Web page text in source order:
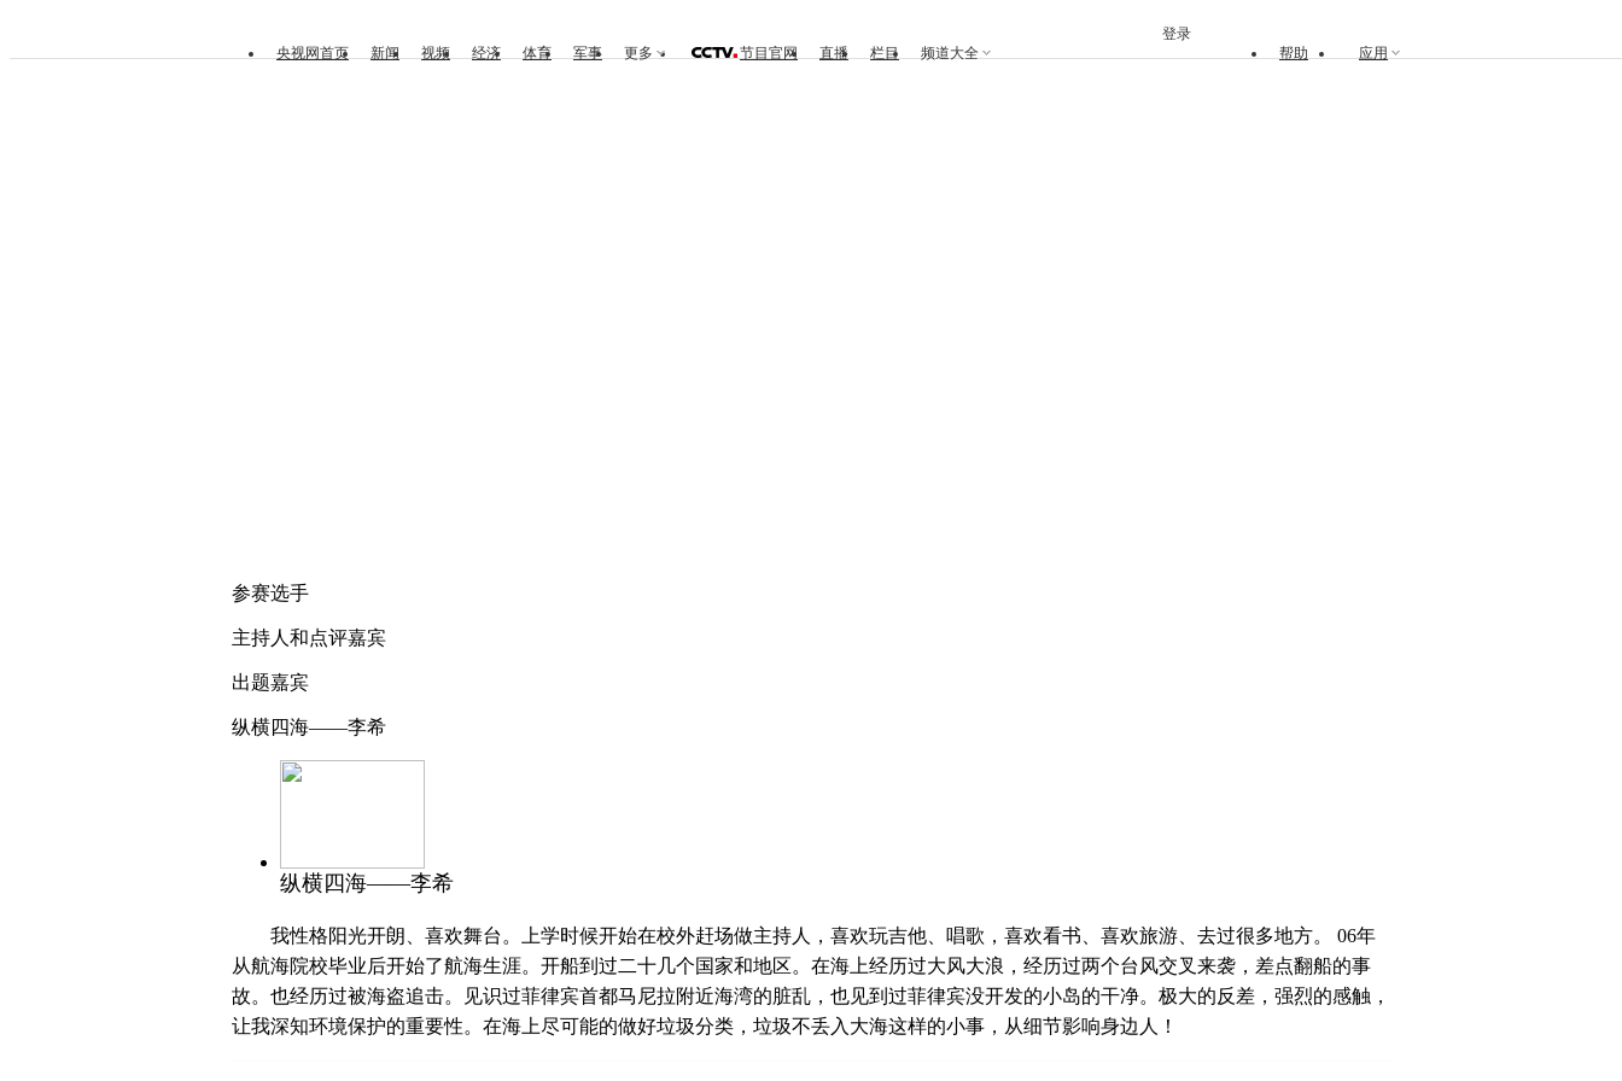
央视网首页 新闻 视频 经济 体育 军事 更多 节目官网 直播 栏目 频道大全 帮助 应用
登录
参赛选手
主持人和点评嘉宾
出题嘉宾
纵横四海——李希
纵横四海——李希
我性格阳光开朗、喜欢舞台。上学时候开始在校外赶场做主持人，喜欢玩吉他、唱歌，喜欢看书、喜欢旅游、去过很多地方。 06年
从航海院校毕业后开始了航海生涯。开船到过二十几个国家和地区。在海上经历过大风大浪，经历过两个台风交叉来袭，差点翻船的事
故。也经历过被海盗追击。见识过菲律宾首都马尼拉附近海湾的脏乱，也见到过菲律宾没开发的小岛的干净。极大的反差，强烈的感触，
让我深知环境保护的重要性。在海上尽可能的做好垃圾分类，垃圾不丢入大海这样的小事，从细节影响身边人！